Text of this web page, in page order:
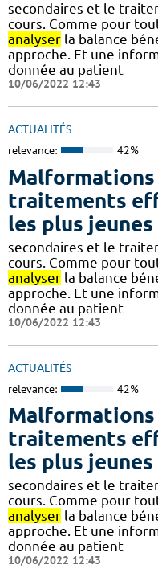
secondaires et le
cours. Comme pour
analyser la balance
approche. Et une
donnée au patient
10/06/2022 12:43
ACTUALITÉS
relevance: 42%
Malformations
traitements
les plus jeunes
secondaires et le
cours. Comme pour
analyser la balance
approche. Et une
donnée au patient
10/06/2022 12:43
ACTUALITÉS
relevance: 42%
Malformations
traitements
les plus jeunes
secondaires et le
cours. Comme pour
analyser la balance
approche. Et une
donnée au patient
10/06/2022 12:43